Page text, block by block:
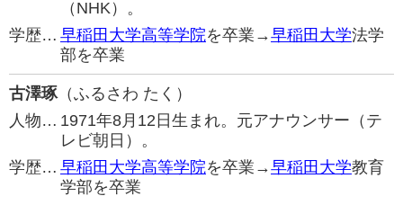
（NHK）。
学歴… 早稲田大学高等学院を卒業→早稲田大学法学
部を卒業
古澤琢（ふるさわ たく）
人物… 1971年8月12日生まれ。元アナウンサー（テ
レビ朝日）。
学歴… 早稲田大学高等学院を卒業→早稲田大学教育
学部を卒業